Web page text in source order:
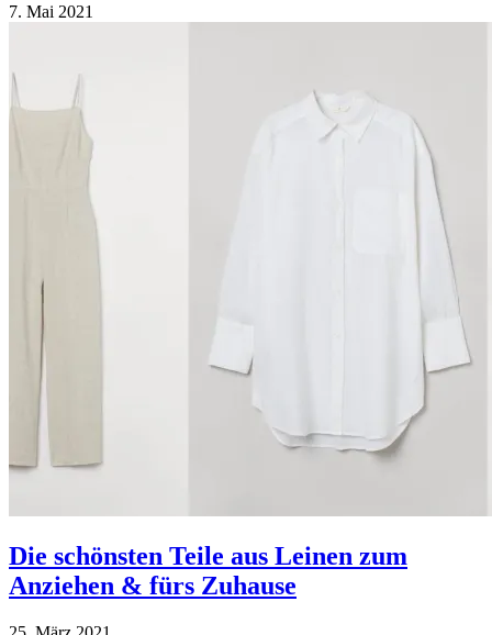
7. Mai 2021
Die schönsten Teile aus Leinen zum
Anziehen & fürs Zuhause